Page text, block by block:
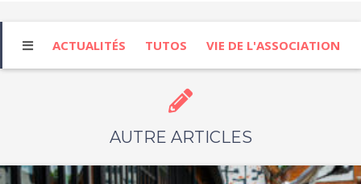
ACTUALITÉS TUTOS VIE DE L'ASSOCIATION
AUTRE ARTICLES